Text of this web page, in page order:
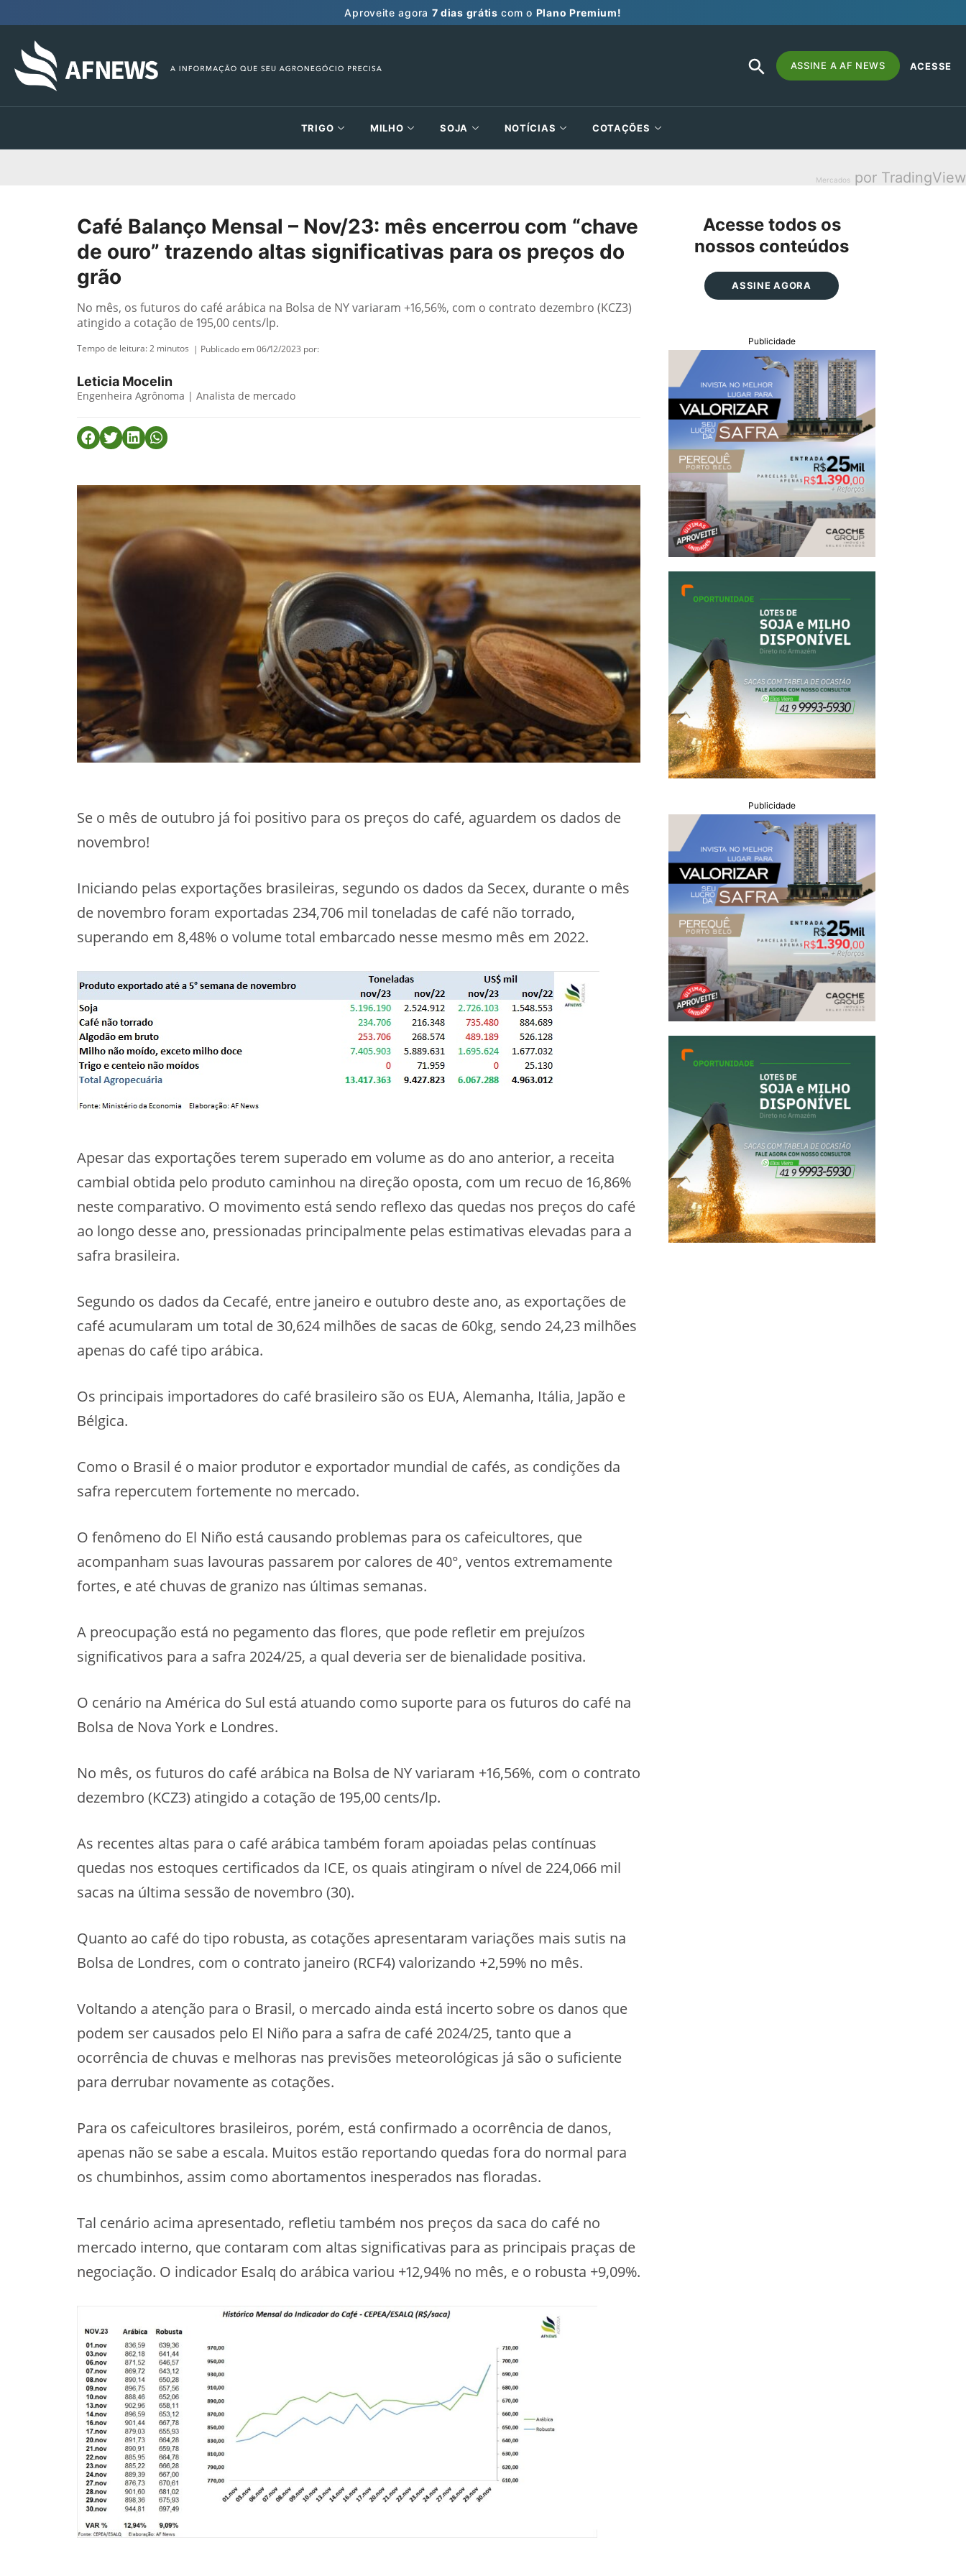
Aproveite agora 7 dias grátis com o Plano Premium!
Search
for:
SEARCH
BUTTON
ASSINE A AF NEWS ACESSE
TRIGO MILHO SOJA NOTÍCIAS COTAÇÕES
Mercados por TradingView
Café Balanço Mensal – Nov/23: mês encerrou com “chave
de ouro” trazendo altas significativas para os preços do
grão
No mês, os futuros do café arábica na Bolsa de NY variaram +16,56%, com o contrato dezembro (KCZ3)
atingido a cotação de 195,00 cents/lp.
Tempo de leitura:2 minutos | Publicado em 06/12/2023 por:
Leticia Mocelin
Engenheira Agrônoma | Analista de mercado
Se o mês de outubro já foi positivo para os preços do café, aguardem os dados de
novembro!
Iniciando pelas exportações brasileiras, segundo os dados da Secex, durante o mês
de novembro foram exportadas 234,706 mil toneladas de café não torrado,
superando em 8,48% o volume total embarcado nesse mesmo mês em 2022.
Apesar das exportações terem superado em volume as do ano anterior, a receita
cambial obtida pelo produto caminhou na direção oposta, com um recuo de 16,86%
neste comparativo. O movimento está sendo reflexo das quedas nos preços do café
ao longo desse ano, pressionadas principalmente pelas estimativas elevadas para a
safra brasileira.
Segundo os dados da Cecafé, entre janeiro e outubro deste ano, as exportações de
café acumularam um total de 30,624 milhões de sacas de 60kg, sendo 24,23 milhões
apenas do café tipo arábica.
Os principais importadores do café brasileiro são os EUA, Alemanha, Itália, Japão e
Bélgica.
Como o Brasil é o maior produtor e exportador mundial de cafés, as condições da
safra repercutem fortemente no mercado.
O fenômeno do El Niño está causando problemas para os cafeicultores, que
acompanham suas lavouras passarem por calores de 40°, ventos extremamente
fortes, e até chuvas de granizo nas últimas semanas.
A preocupação está no pegamento das flores, que pode refletir em prejuízos
significativos para a safra 2024/25, a qual deveria ser de bienalidade positiva.
O cenário na América do Sul está atuando como suporte para os futuros do café na
Bolsa de Nova York e Londres.
No mês, os futuros do café arábica na Bolsa de NY variaram +16,56%, com o contrato
dezembro (KCZ3) atingido a cotação de 195,00 cents/lp.
As recentes altas para o café arábica também foram apoiadas pelas contínuas
quedas nos estoques certificados da ICE, os quais atingiram o nível de 224,066 mil
sacas na última sessão de novembro (30).
Quanto ao café do tipo robusta, as cotações apresentaram variações mais sutis na
Bolsa de Londres, com o contrato janeiro (RCF4) valorizando +2,59% no mês.
Voltando a atenção para o Brasil, o mercado ainda está incerto sobre os danos que
podem ser causados pelo El Niño para a safra de café 2024/25, tanto que a
ocorrência de chuvas e melhoras nas previsões meteorológicas já são o suficiente
para derrubar novamente as cotações.
Para os cafeicultores brasileiros, porém, está confirmado a ocorrência de danos,
apenas não se sabe a escala. Muitos estão reportando quedas fora do normal para
os chumbinhos, assim como abortamentos inesperados nas floradas.
Tal cenário acima apresentado, refletiu também nos preços da saca do café no
mercado interno, que contaram com altas significativas para as principais praças de
negociação. O indicador Esalq do arábica variou +12,94% no mês, e o robusta +9,09%.
Acesse todos os
nossos conteúdos
ASSINE AGORA
Publicidade
Publicidade